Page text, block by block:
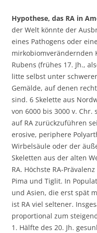
Hypothese, das RA in
der Welt könnte der
eines Pathogens oder
mirkobiomverändernden
Rubens (frühes 17. Jh.,
litte selbst unter
Gemälde, auf denen
sind. 6 Skelette aus
von 6000 bis 3000 v. Chr.
auf RA zurückzuführen
erosive, periphere
Wirbelsäule oder der
Skeletten aus der alten
RA. Höchste RA-
Pima und Tiglit. In
und Asien, die erst spät
ist RA viel seltener.
proportional zum
1. Hälfte des 20. Jh.